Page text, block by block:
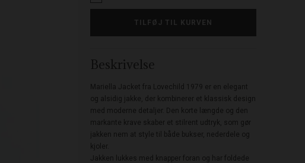
Beskrivelse
Mariella Jacket fra Lovechild 1979 er en elegant
og alsidig jakke, der kombinerer et klassisk design
med moderne detaljer. Den korte længde og den
markante krave skaber et stilrent udtryk, som gør
jakken nem at style til både bukser, nederdele og
kjoler.
Jakken lukkes med knapper foran og har foldede